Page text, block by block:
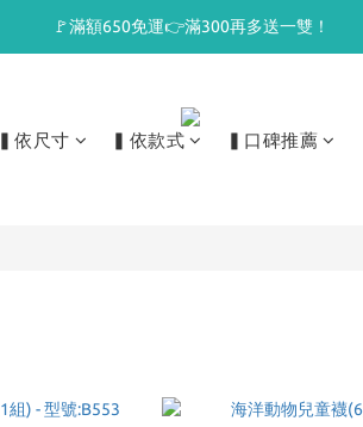
🚩滿額650免運👉滿300再多送一雙！
▍依尺寸 ▍依款式 ▍口碑推薦